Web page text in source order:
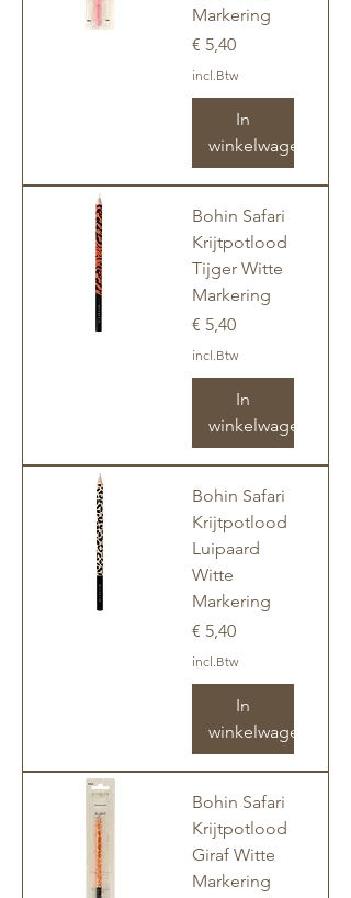
Markering
Prijs
€ 5,40
incl.Btw
In
winkelwagen
Bohin Safari
Krijtpotlood
Tijger Witte
Markering
Prijs
€ 5,40
incl.Btw
In
winkelwagen
Bohin Safari
Krijtpotlood
Luipaard
Witte
Markering
Prijs
€ 5,40
incl.Btw
In
winkelwagen
Bohin Safari
Krijtpotlood
Giraf Witte
Markering